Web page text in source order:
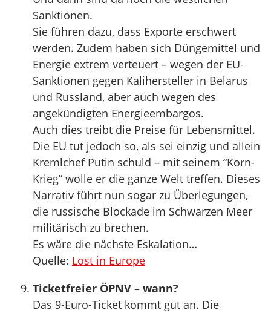
Sanktionen.
Sie führen dazu, dass Exporte erschwert
werden. Zudem haben sich Düngemittel und
Energie extrem verteuert – wegen der EU-
Sanktionen gegen Kalihersteller in Belarus
und Russland, aber auch wegen des
angekündigten Energieembargos.
Auch dies treibt die Preise für Lebensmittel.
Die EU tut jedoch so, als sei einzig und allein
Kremlchef Putin schuld – mit seinem “Korn-
Krieg” wolle er die ganze Welt treffen. Dieses
Narrativ führt nun sogar zu Überlegungen,
die russische Blockade im Schwarzen Meer
militärisch zu brechen.
Es wäre die nächste Eskalation…
Quelle: Lost in Europe
Ticketfreier ÖPNV – wann?
Das 9-Euro-Ticket kommt gut an. Die